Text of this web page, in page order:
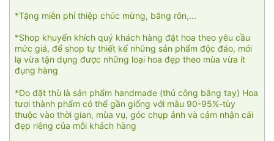
*Tặng miễn phí thiệp chúc mừng, băng rôn,...
*Shop khuyến khích quý khách hàng đặt hoa theo yêu cầu
mức giá, để shop tự thiết kế những sản phẩm độc đáo, mới
lạ vừa tận dụng được những loại hoa đẹp theo mùa vừa ít
đụng hàng
*Do đặt thù là sản phẩm handmade (thủ công bằng tay) Hoa
tươi thành phẩm có thể gần giống với mẫu 90-95%-tùy
thuộc vào thời gian, mùa vụ, góc chụp ảnh và cảm nhận cái
đẹp riêng của mỗi khách hàng